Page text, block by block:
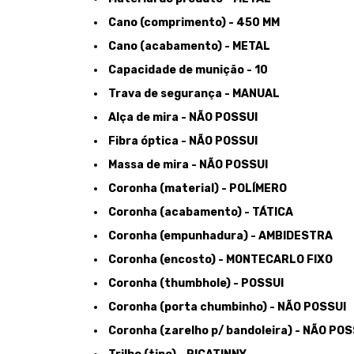
Cano (comprimento) - 450 MM
Cano (acabamento) - METAL
Capacidade de munição - 10
Trava de segurança - MANUAL
Alça de mira - NÃO POSSUI
Fibra óptica - NÃO POSSUI
Massa de mira - NÃO POSSUI
Coronha (material) - POLÍMERO
Coronha (acabamento) - TÁTICA
Coronha (empunhadura) - AMBIDESTRA
Coronha (encosto) - MONTECARLO FIXO
Coronha (thumbhole) - POSSUI
Coronha (porta chumbinho) - NÃO POSSUI
Coronha (zarelho p/ bandoleira) - NÃO